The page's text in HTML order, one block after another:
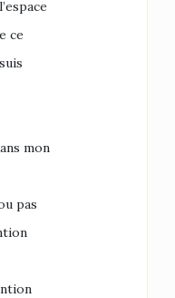
ce
mon
pas